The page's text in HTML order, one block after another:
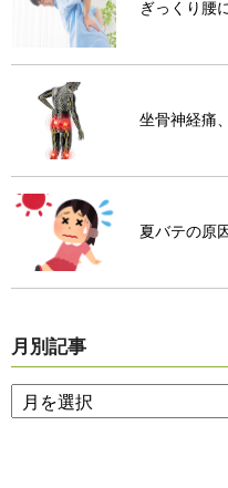
ぎっくり腰
坐骨神経痛
夏バテの原
月別記事